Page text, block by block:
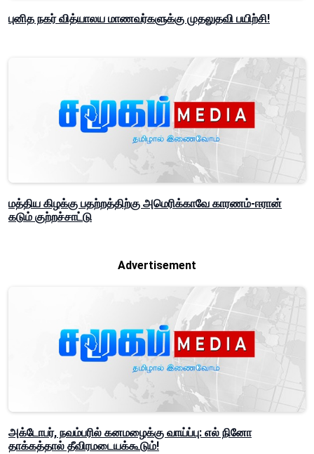
புனித நகர் வித்யாலய மாணவர்களுக்கு முதலுதவி பயிற்சி!
மத்திய கிழக்கு பதற்றத்திற்கு அமெரிக்காவே காரணம்-ஈரான்
கடும் குற்றச்சாட்டு
Advertisement
அக்டோபர், நவம்பரில் கனமழைக்கு வாய்ப்பு: எல் நினோ
தாக்கத்தால் தீவிரமடையக்கூடும்!